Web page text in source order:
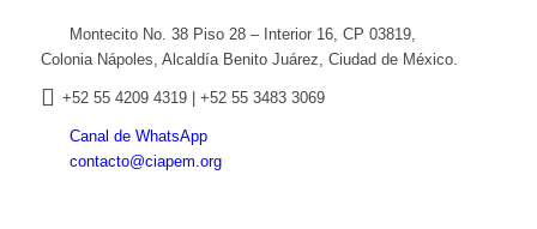
Montecito No. 38 Piso 28 – Interior 16, CP 03819,
Colonia Nápoles, Alcaldía Benito Juárez, Ciudad de México.
+5255 4209 4319 |+52 55 3483 3069
Canal de WhatsApp
contacto@ciapem.org